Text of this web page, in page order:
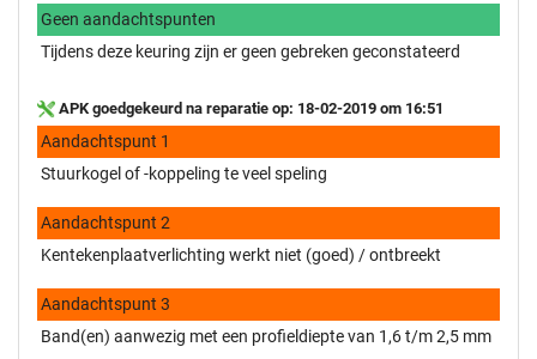
Geen aandachtspunten
Tijdens deze keuring zijn er geen gebreken geconstateerd
APK goedgekeurd na reparatie op: 18-02-2019 om 16:51
Aandachtspunt 1
Stuurkogel of -koppeling te veel speling
Aandachtspunt 2
Kentekenplaatverlichting werkt niet (goed) / ontbreekt
Aandachtspunt 3
Band(en) aanwezig met een profieldiepte van 1,6 t/m 2,5 mm